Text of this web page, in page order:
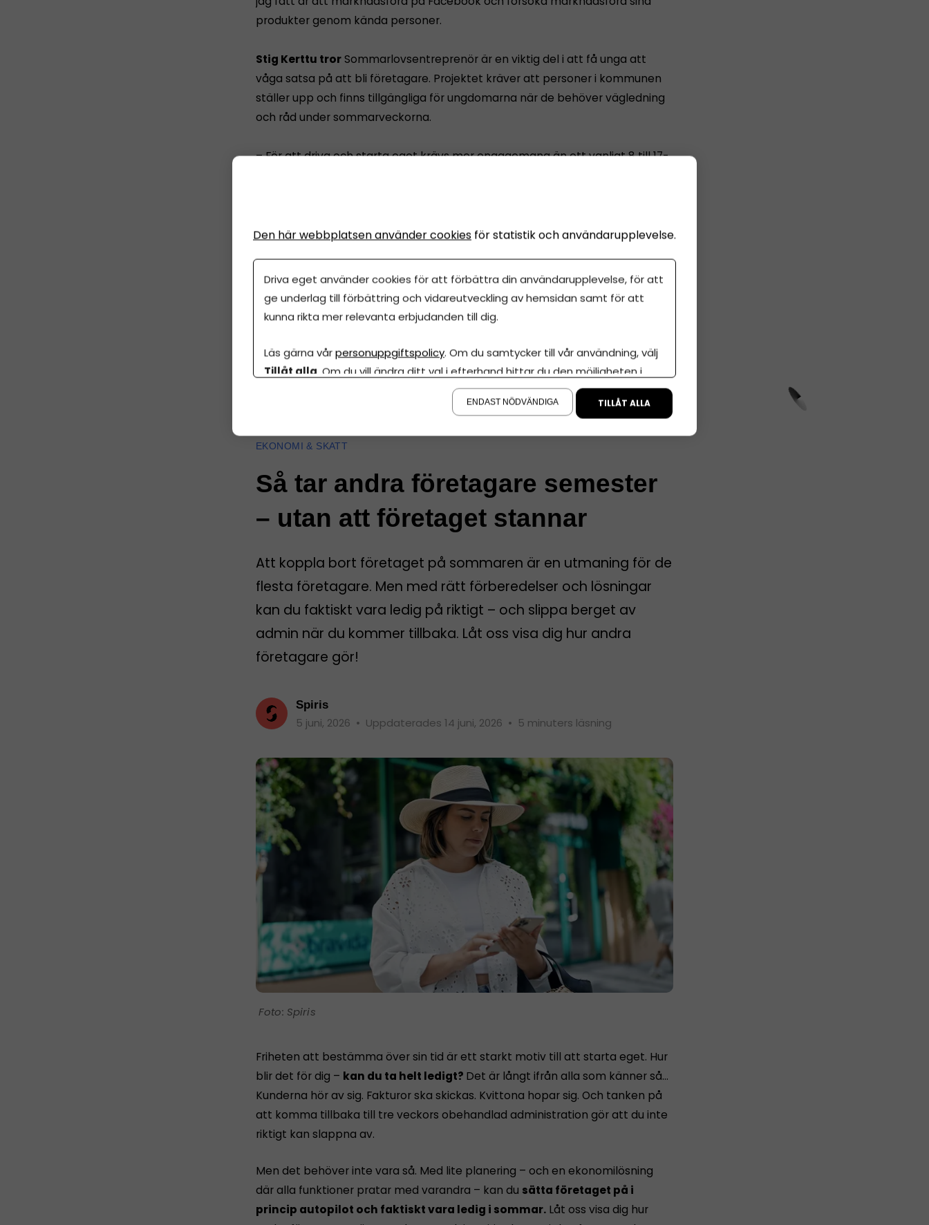
produkter genom kända personer.
Stig Kerttu tror Sommarlovsentreprenör är en viktig del i att få unga att
våga satsa på att bli företagare. Projektet kräver att personer i kommunen
ställer upp och finns tillgängliga för ungdomarna när de behöver vägledning
och råd under sommarveckorna.
– För att driva och starta eget krävs mer engagemang än ett vanligt 8 till 17-
Starta företag Dela artikeln
EKONOMI & SKATT
Så tar andra företagare semester
– utan att företaget stannar
Att koppla bort företaget på sommaren är en utmaning för de
flesta företagare. Men med rätt förberedelser och lösningar
kan du faktiskt vara ledig på riktigt – och slippa berget av
admin när du kommer tillbaka. Låt oss visa dig hur andra
företagare gör!
Spiris
5 juni, 2026 • Uppdaterades 14 juni, 2026 • 5 minuters läsning
Spiris
Friheten att bestämma över sin tid är ett starkt motiv till att starta eget. Hur
blir det för dig – kan du ta helt ledigt? Det är långt ifrån alla som känner så…
Kunderna hör av sig. Fakturor ska skickas. Kvittona hopar sig. Och tanken på
att komma tillbaka till tre veckors obehandlad administration gör att du inte
riktigt kan slappna av.
Men det behöver inte vara så. Med lite planering – och en ekonomilösning
där alla funktioner pratar med varandra – kan du sätta företaget på i
princip autopilot och faktiskt vara ledig i sommar. Låt oss visa dig hur
Den här webbplatsen använder cookies för statistik och användarupplevelse.
Driva eget använder cookies för att förbättra din användarupplevelse, för att
ge underlag till förbättring och vidareutveckling av hemsidan samt för att
kunna rikta mer relevanta erbjudanden till dig.
Läs gärna vårpersonuppgiftspolicy. Om du samtycker till vår användning, välj
Tillåt alla . Om du vill ändra ditt val i efterhand hittar du den möjligheten i
ENDAST NÖDVÄNDIGA TILLÅT ALLA